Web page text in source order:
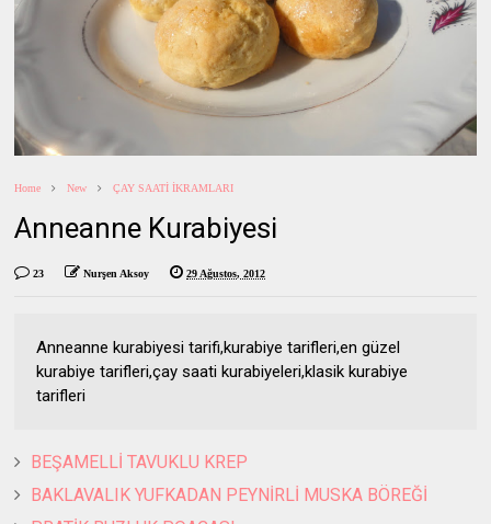
Home New ÇAY SAATİ İKRAMLARI
Anneanne Kurabiyesi
23 Nurşen Aksoy 29 Ağustos, 2012
Anneanne kurabiyesi tarifi,kurabiye tarifleri,en güzel
kurabiye tarifleri,çay saati kurabiyeleri,klasik kurabiye
tarifleri
BEŞAMELLİ TAVUKLU KREP
BAKLAVALIK YUFKADAN PEYNİRLİ MUSKA BÖREĞİ